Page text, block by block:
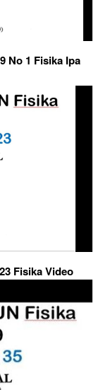
No 1 Fisika Ipa
Fisika Video